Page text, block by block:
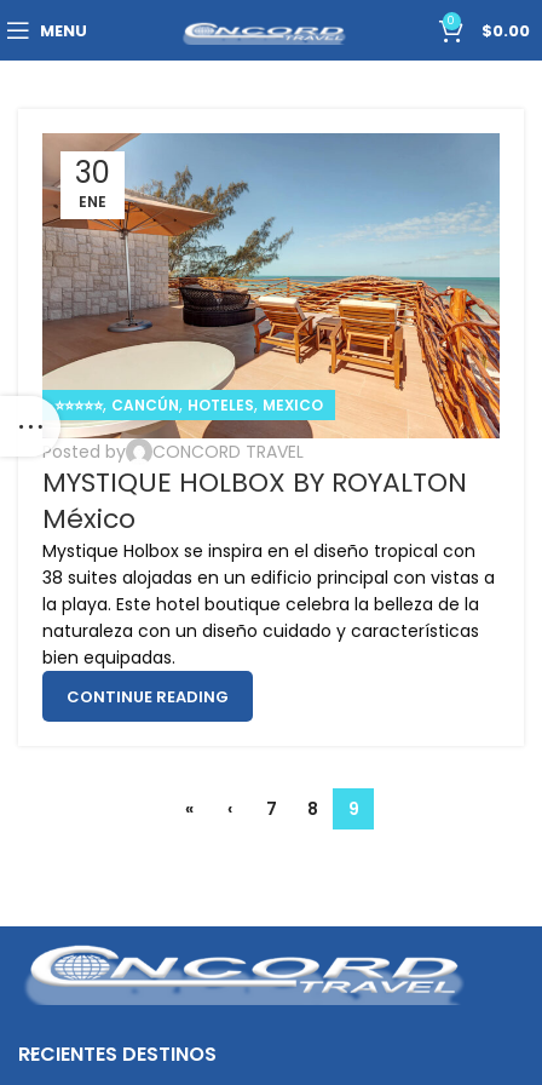
MENU 0 $0.00
30
ENE
⭐⭐⭐⭐⭐, CANCÚN, HOTELES, MEXICO
Posted by CONCORD TRAVEL
MYSTIQUE HOLBOX BY ROYALTON
México
Mystique Holbox se inspira en el diseño tropical con
38 suites alojadas en un edificio principal con vistas a
la playa. Este hotel boutique celebra la belleza de la
naturaleza con un diseño cuidado y características
bien equipadas.
CONTINUE READING
« ‹ 7 8 9
RECIENTES DESTINOS